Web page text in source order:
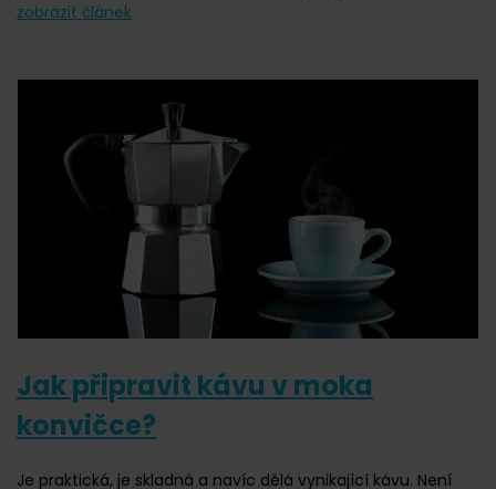
zobrazit článek
Jak připravit kávu v moka
konvičce?
Je praktická, je skladná a navíc dělá vynikající kávu. Není